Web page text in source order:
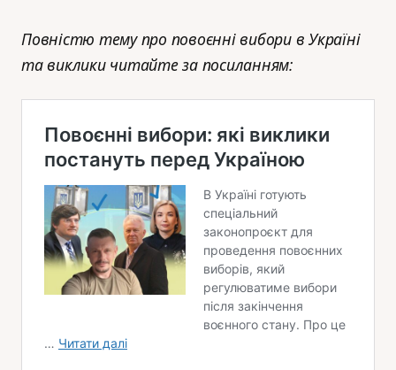
Повністю тему про повоєнні вибори в Україні
та виклики читайте за посиланням: